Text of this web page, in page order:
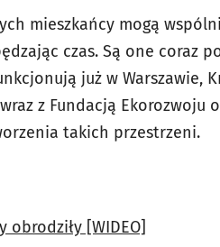
mieszkańcy mogą
czas. Są one coraz
już w Warszawie,
z Fundacją Ekorozwoju
takich przestrzeni.
obrodziły [WIDEO]